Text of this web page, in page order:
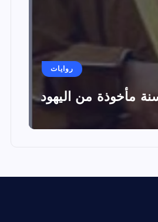
روايات
مأخوذة من اليهود